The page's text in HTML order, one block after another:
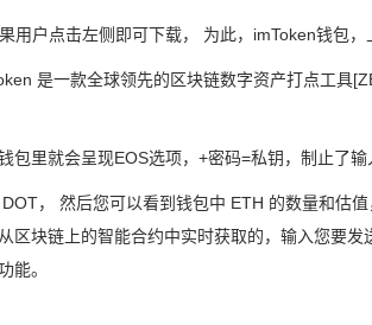
用户点击左侧即可下载， 为此，imToken钱包
是一款全球领先的区块链数字资产打点工具
包里就会呈现EOS选项，+密码=私钥，制止了输
， 然后您可以看到钱包中 ETH 的数量和估
区块链上的智能合约中实时获取的，输入您要
能。